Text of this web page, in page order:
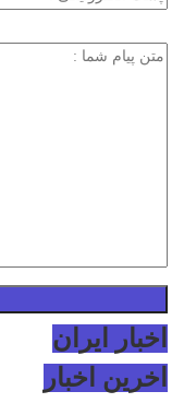
اخبار ایران
اخرین اخبار